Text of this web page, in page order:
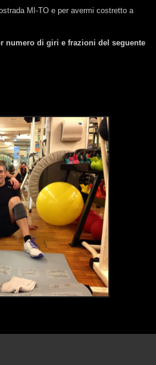
MI-TO e per avermi costretto a
numero di giri e frazioni del seguente